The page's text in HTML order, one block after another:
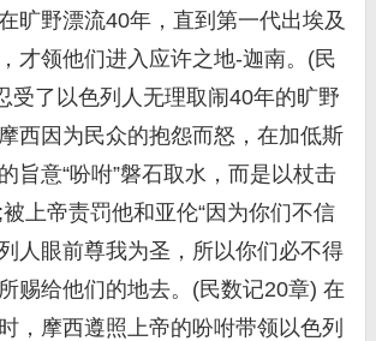
旷野漂流40年，直到第一代出埃及
才领他们进入应许之地-迦南。(民
受了以色列人无理取闹40年的旷野
西因为民众的抱怨而怒，在加低斯
旨意“吩咐”磐石取水，而是以杖击
上帝责罚他和亚伦“因为你们不信
人眼前尊我为圣，所以你们必不得
赐给他们的地去。(民数记20章) 在
，摩西遵照上帝的吩咐带领以色列